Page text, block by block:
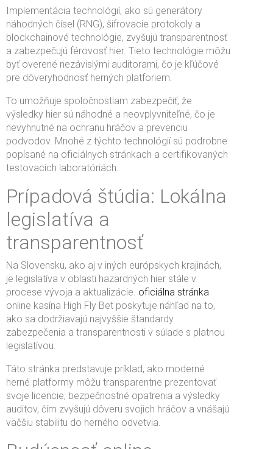
Implementácia technológií, ako sú generátory
náhodných čísel (RNG), šifrovacie protokoly a
blockchainové technológie, zvyšujú transparentnosť
a zabezpečujú férovosť hier. Tieto technológie môžu
byť overené nezávislými auditorami, čo je kľúčové
pre dôveryhodnosť herných platforiem.
To umožňuje spoločnostiam zabezpečiť, že
výsledky hier sú náhodné a neovplyvniteľné, čo je
nevyhnutné na ochranu hráčov a prevenciu
podvodov. Mnohé z týchto technológií sú podrobne
popísané na oficiálnych stránkach a certifikovaných
testovacích laboratóriách.
Prípadová štúdia: Lokálna
legislatíva a
transparentnosť
Na Slovensku, ako aj v iných európskych krajinách,
je legislatíva v oblasti hazardných hier stále v
procese vývoja a aktualizácie. oficiálna stránka
online kasína High Fly Bet poskytuje náhľad na to,
ako sa dodržiavajú najvyššie štandardy
zabezpečenia a transparentnosti v súlade s platnou
legislatívou.
Táto stránka predstavuje príklad, ako moderné
herné platformy môžu transparentne prezentovať
svoje licencie, bezpečnostné opatrenia a výsledky
auditov, čím zvyšujú dôveru svojich hráčov a vnášajú
väčšiu stabilitu do herného odvetvia.